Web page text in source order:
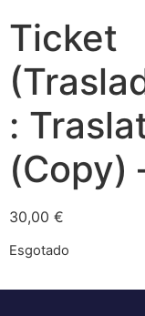
Ticket
:
(Copy)
30,00 €
Esgotado